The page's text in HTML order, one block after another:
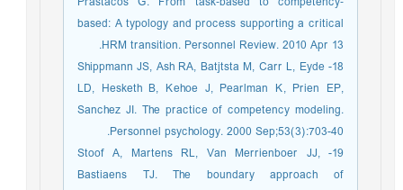
based: A typology and process supporting a critical
HRM transition. Personnel Review. 2010 Apr 13.
18- Shippmann JS, Ash RA, Batjtsta M, Carr L, Eyde
LD, Hesketh B, Kehoe J, Pearlman K, Prien EP,
Sanchez JI. The practice of competency modeling.
Personnel psychology. 2000 Sep;53(3):703-40.
19- Stoof A, Martens RL, Van Merrienboer JJ,
Bastiaens TJ. The boundary approach of